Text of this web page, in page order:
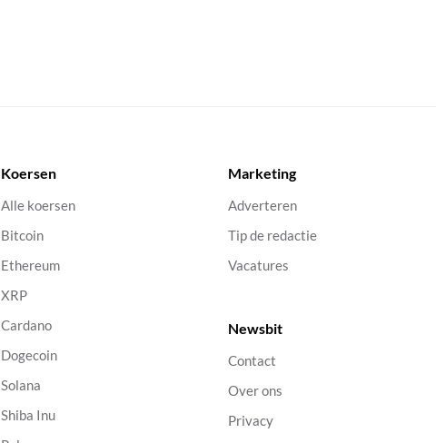
Koersen
Alle koersen
Bitcoin
Ethereum
XRP
Cardano
Dogecoin
Solana
Shiba Inu
Marketing
Adverteren
Tip de redactie
Vacatures
Newsbit
Contact
Over ons
Privacy